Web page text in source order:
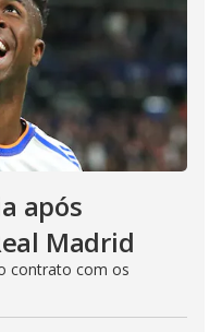
após
Madrid
contrato com os